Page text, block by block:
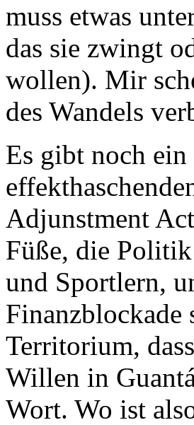
muss etwas
das sie zwingt
wollen). Mir
des Wandels
Es gibt noch ein
Adjunstment
Füße, die
und Sportlern,
Territorium,
Willen in
Wort. Wo ist